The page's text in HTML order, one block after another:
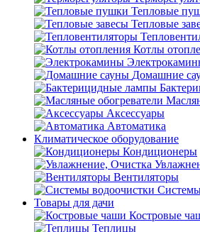
Тепловые
Тепловые
Котлы
Домашние
Аксессуары
Автоматика
Климатическое оборудование
Кондиционеры
Вентиляторы
Товары для дачи
Костровые
Теплицы